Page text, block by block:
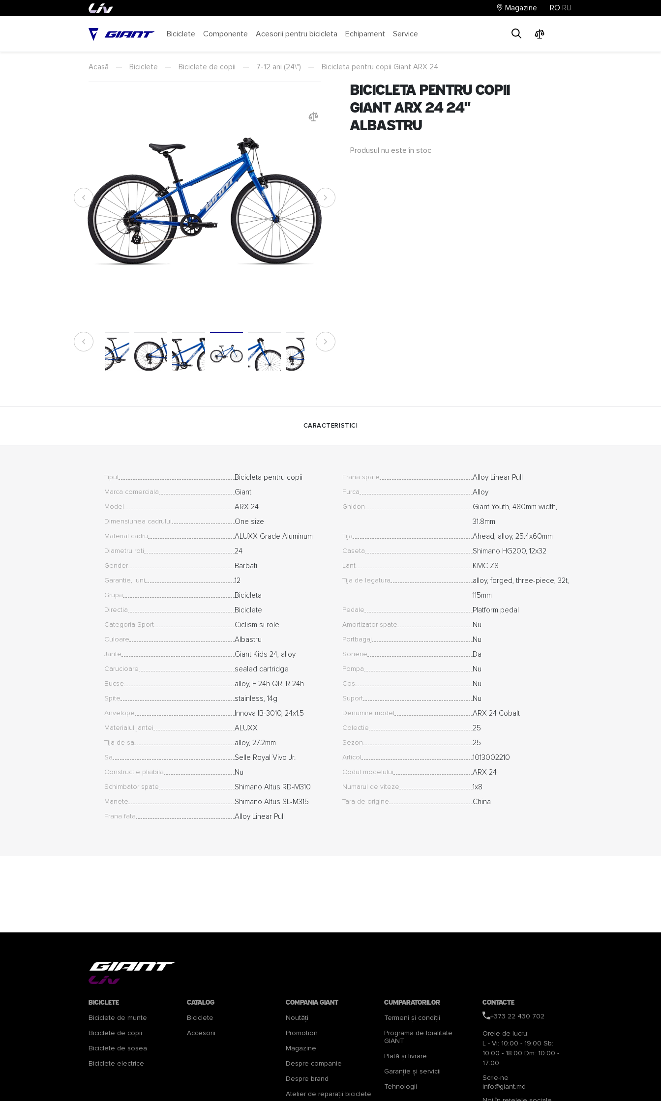
Magazine RO RU
Biciclete Componente Acesorii pentru bicicleta Echipament Service
Acasă — Biciclete — Biciclete de copii — 7-12 ani (24\") — Bicicleta pentru copii Giant ARX 24
Bicicleta pentru copii
Giant ARX 24 24"
Albastru
Produsul nu este în stoc
CARACTERISTICI
Tipul Bicicleta pentru copii
Marca comerciala Giant
Model ARX 24
Dimensiunea cadrului One size
Material cadru ALUXX-Grade Aluminum
Diametru roti 24
Gender Barbati
Garantie, luni 12
Grupa Bicicleta
Directia Biciclete
Categoria Sport Ciclism si role
Culoare Albastru
Jante Giant Kids 24, alloy
Carucioare sealed cartridge
Bucse alloy, F 24h QR, R 24h
Spite stainless, 14g
Anvelope Innova IB-3010, 24x1.5
Materialul jantei ALUXX
Tija de sa alloy, 27.2mm
Sa Selle Royal Vivo Jr.
Constructie pliabila Nu
Schimbator spate Shimano Altus RD-M310
Manete Shimano Altus SL-M315
Frana fata Alloy Linear Pull
Frana spate Alloy Linear Pull
Furca Alloy
Ghidon
Giant Youth, 480mm width,
31.8mm
Tija Ahead, alloy, 25.4x60mm
Caseta Shimano HG200, 12x32
Lant KMC Z8
Tija de legatura
alloy, forged, three-piece, 32t,
115mm
Pedale Platform pedal
Amortizator spate Nu
Portbagaj Nu
Sonerie Da
Pompa Nu
Cos Nu
Suport Nu
Denumire model ARX 24 Cobalt
Colectie 25
Sezon 25
Articol 1013002210
Codul modelului ARX 24
Numarul de viteze 1x8
Tara de origine China
Biciclete
Biciclete de munte
Biciclete de copii
Biciclete de sosea
Biciclete electrice
Catalog
Biciclete
Accesorii
Compania Giant
Noutăți
Promotion
Magazine
Despre companie
Despre brand
Atelier de reparații biciclete
Cumparatorilor
Termeni și condiții
Programa de loialitate
GIANT
Plată și livrare
Garanţie şi servicii
Tehnologii
Contacte
+373 22 430 702
Orele de lucru:
L - Vi: 10:00 - 19:00 Sb:
10:00 - 18:00 Dm: 10:00 -
17:00
Scrie-ne
info@giant.md